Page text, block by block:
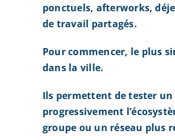
ponctuels, afterworks,
de travail partagés.
Pour commencer, le plus
dans la ville.
Ils permettent de tester
progressivement
groupe ou un réseau plus